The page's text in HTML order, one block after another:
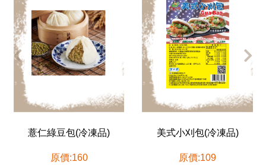
薏仁綠豆包(冷凍品)
原價:160
美式小刈包(冷凍品)
原價:109